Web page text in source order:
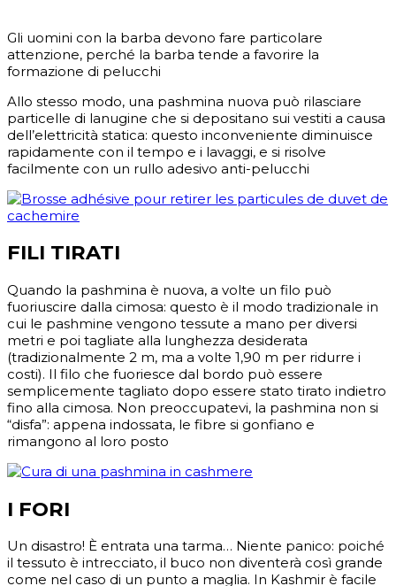
Gli uomini con la barba devono fare particolare
attenzione, perché la barba tende a favorire la
formazione di pelucchi
Allo stesso modo, una pashmina nuova può rilasciare
particelle di lanugine che si depositano sui vestiti a causa
dell’elettricità statica: questo inconveniente diminuisce
rapidamente con il tempo e i lavaggi, e si risolve
facilmente con un rullo adesivo anti-pelucchi
FILI TIRATI
Quando la pashmina è nuova, a volte un filo può
fuoriuscire dalla cimosa: questo è il modo tradizionale in
cui le pashmine vengono tessute a mano per diversi
metri e poi tagliate alla lunghezza desiderata
(tradizionalmente 2 m, ma a volte 1,90 m per ridurre i
costi). Il filo che fuoriesce dal bordo può essere
semplicemente tagliato dopo essere stato tirato indietro
fino alla cimosa. Non preoccupatevi, la pashmina non si
“disfa”: appena indossata, le fibre si gonfiano e
rimangono al loro posto
I FORI
Un disastro! È entrata una tarma… Niente panico: poiché
il tessuto è intrecciato, il buco non diventerà così grande
come nel caso di un punto a maglia. In Kashmir è facile